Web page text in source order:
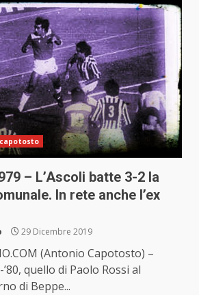
– L’Ascoli batte 3-2 la
In rete anche l’ex
29 Dicembre 2019
(Antonio Capotosto) –
quello di Paolo Rossi al
di Beppe...